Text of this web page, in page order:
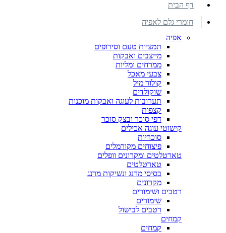
דף הבית
חומרי גלם לאפיה
אפיה
תמציות טעם וסירופים
מייצבים ואבקות
ממרחים ומליות
צבעי מאכל
קולור מיל
שוקולדים
תערובות לעוגה ואבקות מוכנות
קצפות
דפי סוכר ובצק סוכר
קישוטי עוגה אכילים
סוכריות
פיצוחים מקורמלים
טארטלטים ומקרונים וופלים
טארטלטים
בסיסי מרנג ונשיקות מרנג
מקרונים
רטבים ושימורים
שימורים
רטבים לבישול
קמחים
קמחים